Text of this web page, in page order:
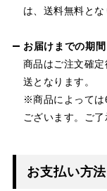
は、送料無料とな
お届けまでの期間
商品はご注文確
送となります。
※商品によっては
ございます。ご了
お支払い方法